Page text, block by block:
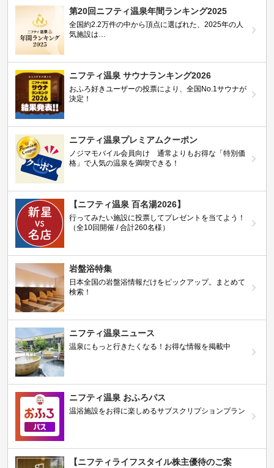
第20回ニフティ温泉年間ランキング2025
全国約2.2万件の中から頂点に選ばれた、2025年の人
気施設は…
ニフティ温泉 サウナランキング2026
おふろ好きユーザーの投票により、全国No.1サウナが
決定！
ニフティ温泉プレミアムクーポン
ノジマモバイル会員向け 通常よりもお得な「特別価
格」で人気の温泉を満喫できる！
【ニフティ温泉 百名湯2026】
行ってみたい施設に投票してプレゼントを当てよう！
（全10回開催 / 合計260名様）
岩盤浴特集
日本全国の岩盤浴情報だけをピックアップ。まとめて
検索！
ニフティ温泉ニュース
温泉にもっと行きたくなる！お得な情報を掲載中
ニフティ温泉 おふろパス
温浴施設をお得に楽しめるサブスクリプションプラン
【ニフティライフスタイル株主優待のご案